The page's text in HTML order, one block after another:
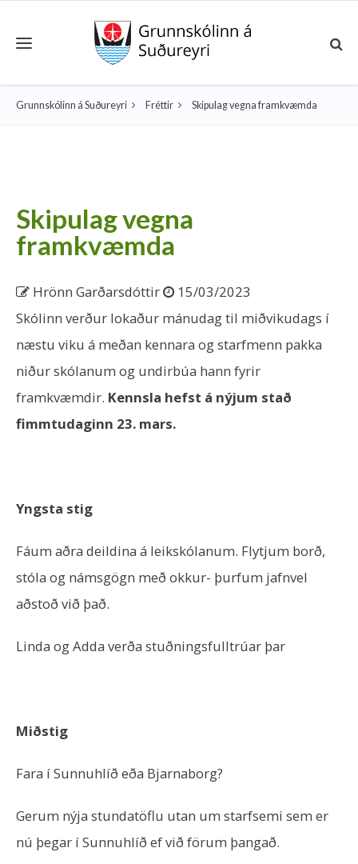
Toggle navigation
Grunnskólinn á Suðureyri Fréttir Skipulag vegna framkvæmda
Skipulag vegna
framkvæmda
Hrönn Garðarsdóttir
15/03/2023
Skólinn verður lokaður mánudag til miðvikudags í
næstu viku á meðan kennara og starfmenn pakka
niður skólanum og undirbúa hann fyrir
framkvæmdir. Kennsla hefst á nýjum stað
fimmtudaginn 23. mars.
Yngsta stig
Fáum aðra deildina á leikskólanum. Flytjum borð,
stóla og námsgögn með okkur- þurfum jafnvel
aðstoð við það.
Linda og Adda verða stuðningsfulltrúar þar
Miðstig
Fara í Sunnuhlíð eða Bjarnaborg?
Gerum nýja stundatöflu utan um starfsemi sem er
nú þegar í Sunnuhlíð ef við förum þangað.